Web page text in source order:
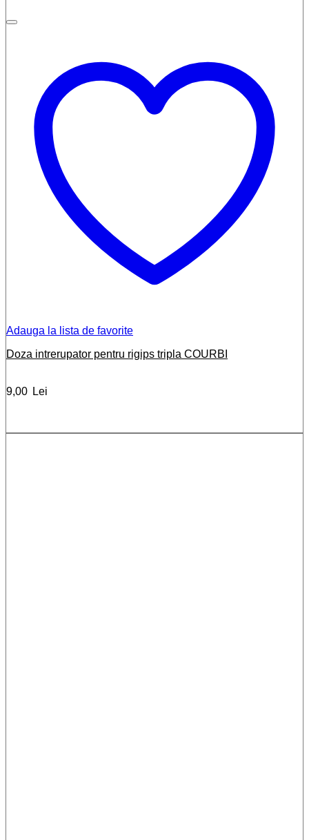
Adauga la lista de favorite
Doza intrerupator pentru rigips tripla COURBI
9,00 Lei